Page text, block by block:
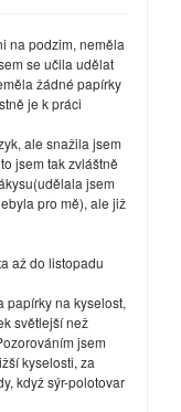
na podzim, neměla
se učila udělat
žádné papírky
je k práci
ale snažila jsem
jsem tak zvláštně
jsem
pro mě), ale již
až do listopadu
papírky na kyselost,
světlejší než
jsem
kyselosti, za
když sýr-polotovar